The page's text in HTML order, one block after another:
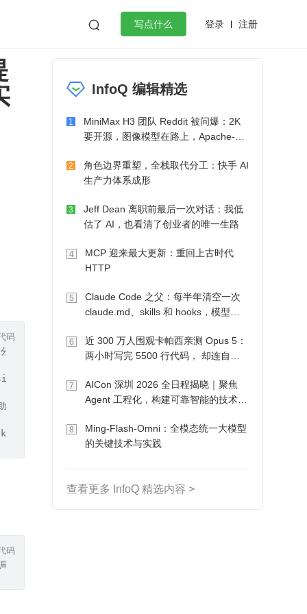
 写点什么 登录 注册
作
golang 微服务架构 flutter
盖 Agent 能力、工程化落地等核心指标），且在 C++、Java 等分
支持开发者通过一句话指令，触发跨越前端、后端多个独立代
的“盲目生成（Vibe Coding）”是致命的。文心快码独创了 Doc
（模型上下文协议）、Rules、Command、最佳实践七大核心
码
库索引技术）以及颠覆性的多文件修改界面（Composer 模式）。
码
InfoQ 编辑精选
1
MiniMax H3 团队 Reddit 被问爆：2K
要开源，图像模型在路上，Apache-2.0
2
角色边界重塑，全栈取代分工：快手 AI
生产力体系成形
3
Jeff Dean 离职前最后一次对话：我低
估了 AI，也看清了创业者的唯一生路
4
MCP 迎来最大更新：重回上古时代
HTTP
5
Claude Code 之父：每半年清空一次
claude.md、skills 和 hooks，模型自
6
近 300 万人围观卡帕西亲测 Opus 5：
两小时写完 5500 行代码， 却连自己
7
AICon 深圳 2026 全日程揭晓｜聚焦
Agent 工程化，构建可靠智能的技术路
8
Ming-Flash-Omni：全模态统一大模型
的关键技术与实践
查看更多 InfoQ 精选内容 >